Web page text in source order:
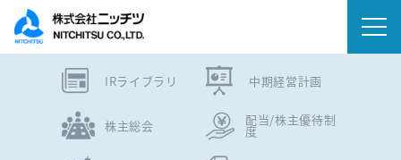
IRライブラリ 中期経営計画
株主総会 配当/株主優待制
度